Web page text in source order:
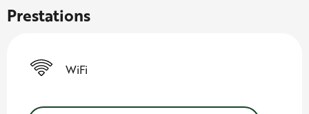
Prestations
WiFi